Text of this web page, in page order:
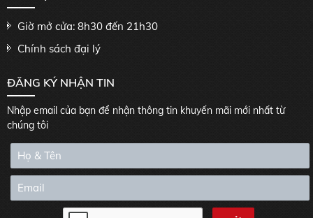
Giờ mở cửa: 8h30 đến 21h30
Chính sách đại lý
ĐĂNG KÝ NHẬN TIN
Nhập email của bạn để nhận thông tin khuyến mãi mới nhất từ
chúng tôi